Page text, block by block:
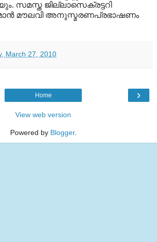
സമസ്ത ജില്ലാസെക്രട്ടറി
മൗലവി അനുസ്മരണപ്രഭാഷണം
March 27, 2010
›
Home
View web version
Powered by Blogger.